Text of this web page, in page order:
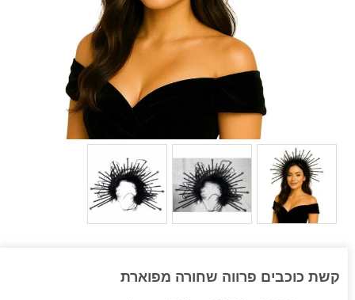
קשת כוכבים פרווה שחורה מפוארת